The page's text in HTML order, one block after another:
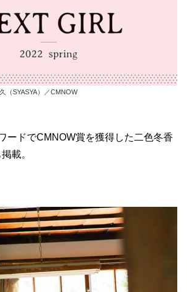
（SYASYA）／CMNOW
ードでCMNOW賞を獲得した二色冬香
載。